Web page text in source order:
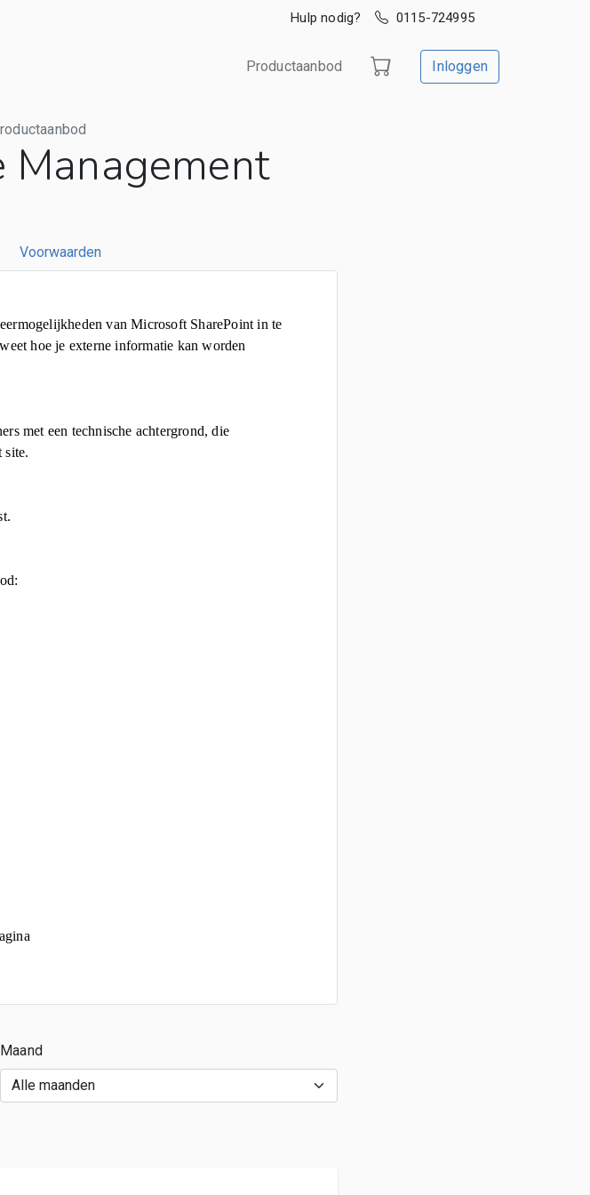
Hulp nodig? 0115-724995
Productaanbod Inloggen
Management
Voorwaarden
van Microsoft SharePoint in te
hoe je externe informatie kan worden
met een technische achtergrond, die
site.
Maand